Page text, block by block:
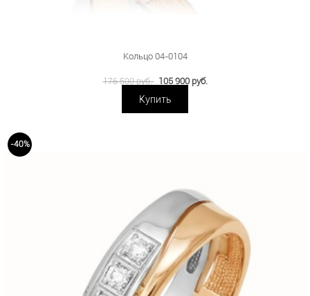
Кольцо 04-0104
176 500 руб. 105 900 руб.
Купить
-40%